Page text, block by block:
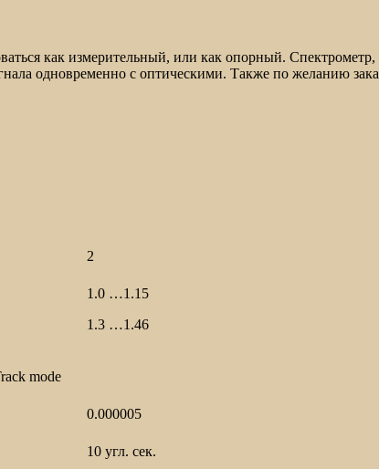
как измерительный, или как опорный.
одновременно с оптическими. Также по желанию
2
1.0 …1.15
1.3 …1.46
mode
0.000005
10 угл. сек.